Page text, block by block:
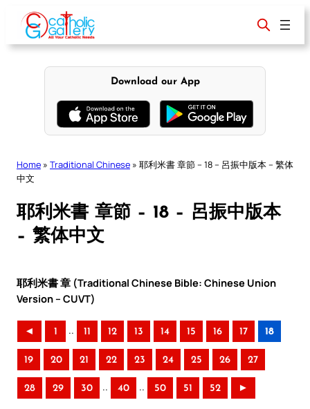
content
Download our App
Home » Traditional Chinese » 耶利米書 章節 – 18 – 呂振中版本 – 繁体
中文
耶利米書 章節 – 18 – 呂振中版本
– 繁体中文
耶利米書 章 (Traditional Chinese Bible: Chinese Union
Version – CUVT)
◄ 1 .. 11 12 13 14 15 16 17 18
19 20 21 22 23 24 25 26 27
28 29 30 .. 40 .. 50 51 52 ►